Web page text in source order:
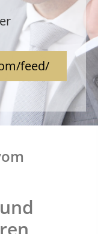
feed/
zu allen